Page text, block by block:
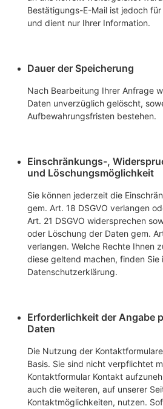
Bestätigungs-E-Mail ist jedoch
und dient nur Ihrer Information.
Dauer der Speicherung
Nach Bearbeitung Ihrer Anfrage
Daten unverzüglich gelöscht,
Aufbewahrungsfristen bestehen.
Einschränkungs-,
und Löschungsmöglichkeit
Sie können jederzeit die
gem. Art. 18 DSGVO verlangen
Art. 21 DSGVO widersprechen
oder Löschung der Daten gem.
verlangen. Welche Rechte Ihnen
diese geltend machen, finden Sie
Datenschutzerklärung.
Erforderlichkeit der Angabe
Daten
Die Nutzung der
Basis. Sie sind nicht verpflichtet
Kontaktformular Kontakt
auch die weiteren, auf unserer
Kontaktmöglichkeiten, nutzen.